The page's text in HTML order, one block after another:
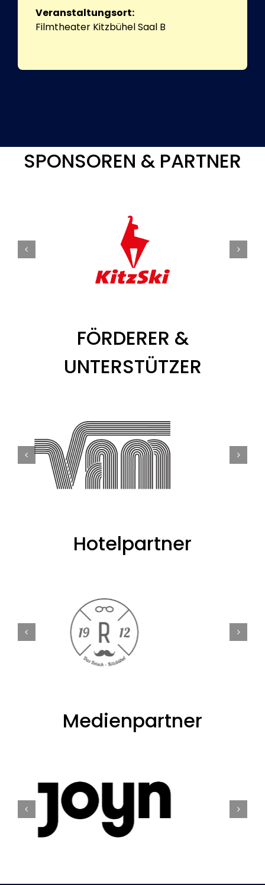
Veranstaltungsort:
Filmtheater Kitzbühel Saal B
SPONSOREN & PARTNER
FÖRDERER &
UNTERSTÜTZER
Hotelpartner
Medienpartner